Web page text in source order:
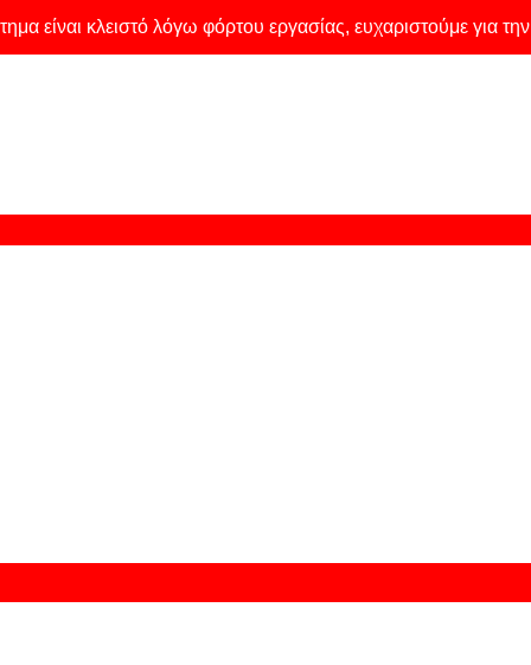
είναι κλειστό λόγω φόρτου εργασίας, ευχαριστούμε για